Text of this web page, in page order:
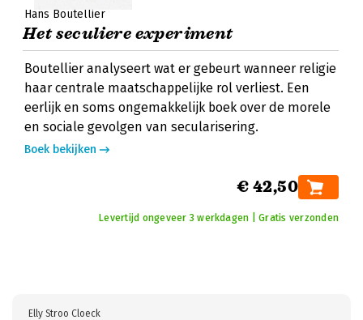
Hans Boutellier
Het seculiere experiment
Boutellier analyseert wat er gebeurt wanneer religie
haar centrale maatschappelijke rol verliest. Een
eerlijk en soms ongemakkelijk boek over de morele
en sociale gevolgen van secularisering.
Boek bekijken
€ 42,50
Levertijd ongeveer 3 werkdagen | Gratis verzonden
Elly Stroo Cloeck